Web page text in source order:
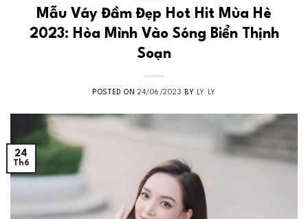
Mẫu Váy Đầm Đẹp Hot Hit Mùa Hè
2023: Hòa Mình Vào Sóng Biển Thịnh
Soạn
POSTED ON 24/06/2023 BY LY LY
24
Th6